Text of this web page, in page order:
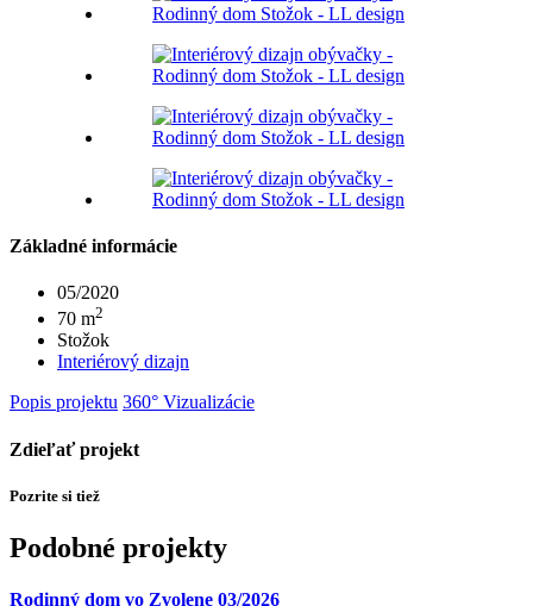
Základné informácie
05/2020
70 m2
Stožok
Interiérový dizajn
Popis projektu 360° Vizualizácie
Zdieľať projekt
Pozrite si tiež
Podobné projekty
Rodinný dom vo Zvolene 03/2026